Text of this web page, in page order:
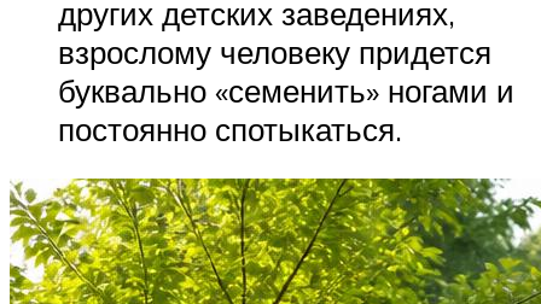
других детских заведениях,
взрослому человеку придется
буквально «семенить» ногами и
постоянно спотыкаться.